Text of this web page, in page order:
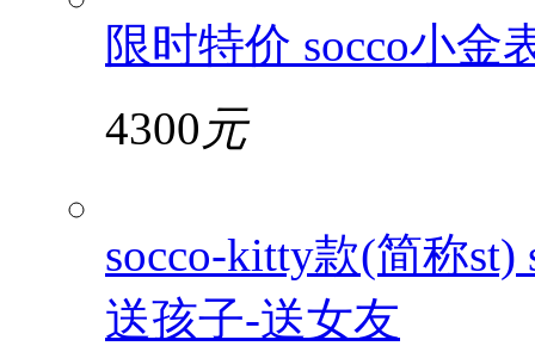
限时特价 socco小金
4300 元
socco-kitty款(简称
送孩子-送女友